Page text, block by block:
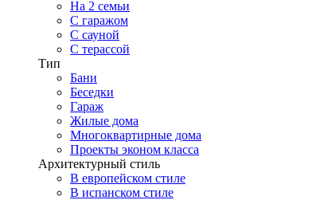
На 2 семьи
С гаражом
С сауной
С терассой
Тип
Бани
Беседки
Гараж
Жилые дома
Многоквартирные дома
Проекты эконом класса
Архитектурный стиль
В европейском стиле
В испанском стиле